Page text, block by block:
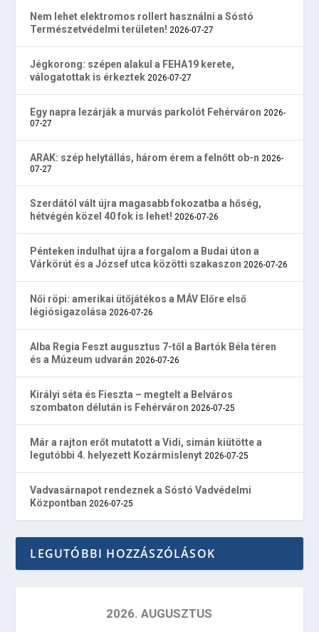
Nem lehet elektromos rollert használni a Sóstó
Természetvédelmi területen! 2026-07-27
Jégkorong: szépen alakul a FEHA19 kerete,
válogatottak is érkeztek 2026-07-27
Egy napra lezárják a murvás parkolót Fehérváron 2026-
07-27
ARAK: szép helytállás, három érem a felnőtt ob-n 2026-
07-27
Szerdától vált újra magasabb fokozatba a hőség,
hétvégén közel 40 fok is lehet! 2026-07-26
Pénteken indulhat újra a forgalom a Budai úton a
Várkörút és a József utca közötti szakaszon 2026-07-26
Női röpi: amerikai ütőjátékos a MÁV Előre első
légiósigazolása 2026-07-26
Alba Regia Feszt augusztus 7-től a Bartók Béla téren
és a Múzeum udvarán 2026-07-26
Királyi séta és Fieszta – megtelt a Belváros
szombaton délután is Fehérváron 2026-07-25
Már a rajton erőt mutatott a Vidi, simán kiütötte a
legutóbbi 4. helyezett Kozármislenyt 2026-07-25
Vadvasárnapot rendeznek a Sóstó Vadvédelmi
Központban 2026-07-25
LEGUTÓBBI HOZZÁSZÓLÁSOK
2026. AUGUSZTUS